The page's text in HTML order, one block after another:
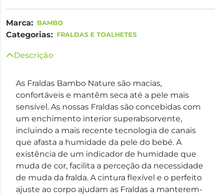
Marca: BAMBO
Categorias: FRALDAS E TOALHETES
Descrição
As Fraldas Bambo Nature são macias,
confortáveis e mantêm seca até a pele mais
sensível. As nossas Fraldas são concebidas com
um enchimento interior superabsorvente,
incluindo a mais recente tecnologia de canais
que afasta a humidade da pele do bebé. A
existência de um indicador de humidade que
muda de cor, facilita a perceção da necessidade
de muda da fralda. A cintura flexível e o perfeito
ajuste ao corpo ajudam as Fraldas a manterem-